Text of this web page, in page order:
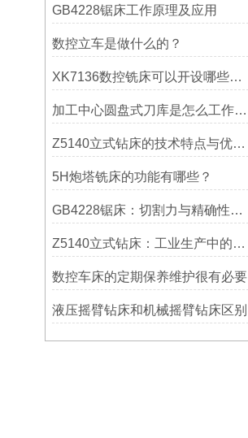
GB4228锯床工作原理及应用
数控立车是做什么的？
XK7136数控铣床可以开设哪些考核项目？
加工中心圆盘式刀库是怎么工作的？
Z5140立式钻床的技术特点与优势分析
5H炮塔铣床的功能有哪些？
GB4228锯床：切割力与精确性的结合
Z5140立式钻床：工业生产中的得力助手
数控车床的定期保养维护很有必要
液压摇臂钻床和机械摇臂钻床区别